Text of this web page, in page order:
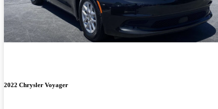
2022 Chrysler Voyager